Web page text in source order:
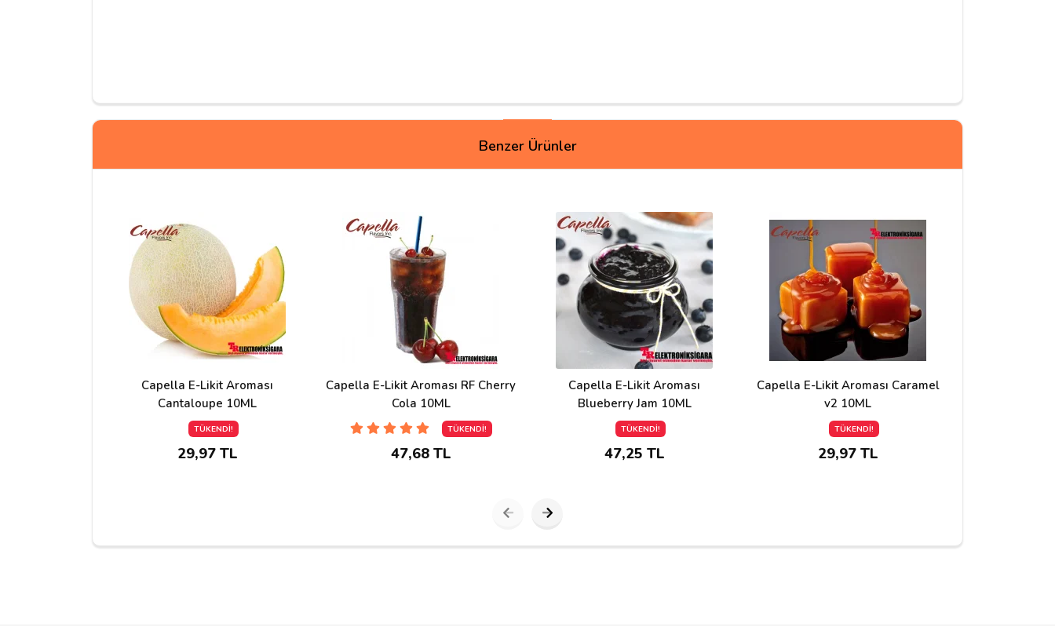
Sanki bisküvi gibi bir aroması var beyler.
Tatmin edici ama bütün yazılan aromalar karışınca sanki bisküvi gibi olmuş, yazılan aromaların tadını almayı denedim tek tek ama her seferinde bisküvi aroması geldi
Yorum Yapın
Adınız
Benzer Ürünler
Capella E-Likit Aroması
Cantaloupe 10ML
TÜKENDİ!
29,97 TL
Capella E-Likit Aroması RF Cherry
Cola 10ML
TÜKENDİ!
47,68 TL
Capella E-Likit Aroması
Blueberry Jam 10ML
TÜKENDİ!
47,25 TL
Capella E-Likit Aroması Caramel
v2 10ML
TÜKENDİ!
29,97 TL